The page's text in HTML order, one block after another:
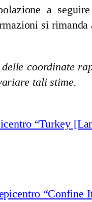
a
si rimanda
coordinate
tali stime.
“Turkey
“Confine